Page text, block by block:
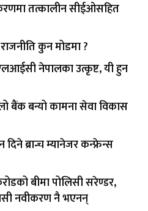
तत्कालीन सीईओसहित
कुन मोडमा ?
नेपालका उत्कृष्ट, यी हुन
बैंक बन्यो कामना सेवा विकास
ब्रान्च म्यानेजर कन्फ्रेन्स
बीमा पोलिसी सरेण्डर,
नवीकरण नै भएनन्